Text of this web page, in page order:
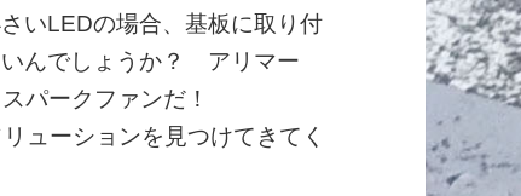
いLEDの場合、基板に取り付
んでしょうか？ アリマー
パークファンだ！
ューションを見つけてきてく